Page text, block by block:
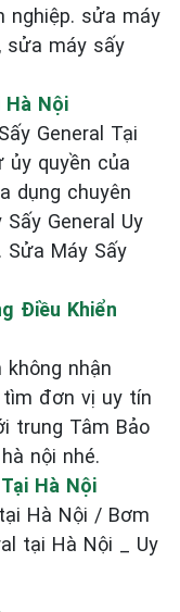
nghiệp. sửa máy
sửa máy sấy
Hà Nội
General Tại
ủy quyền của
dụng chuyên
General Uy
Sửa Máy Sấy
Điều Khiển
không nhận
đơn vị uy tín
trung Tâm Bảo
nội nhé.
Hà Nội
Hà Nội / Bơm
tại Hà Nội _ Uy